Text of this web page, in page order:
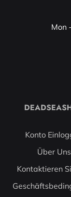
Mon
Konto
Über Uns
Kontaktieren